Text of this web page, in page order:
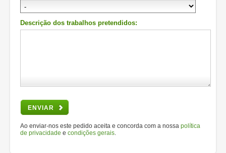
Descrição dos trabalhos pretendidos:
ENVIAR
Ao enviar-nos este pedido aceita e concorda com a nossa política
de privacidade e condições gerais